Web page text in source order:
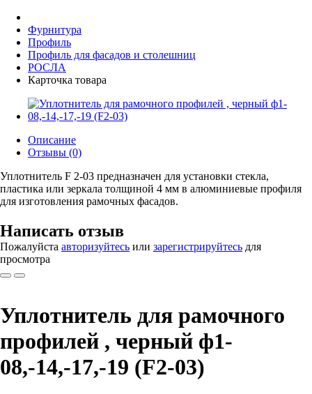
Фурнитура
Профиль
Профиль для фасадов и столешниц
РОСЛА
Карточка товара
Описание
Отзывы (0)
Уплотнитель F 2-03 предназначен для установки стекла,
пластика или зеркала толщиной 4 мм в алюминиевые профиля
для изготовления рамочных фасадов.
Написать отзыв
Пожалуйста авторизуйтесь или зарегистрируйтесь для
просмотра
Уплотнитель для рамочного
профилей , черный ф1-
08,-14,-17,-19 (F2-03)